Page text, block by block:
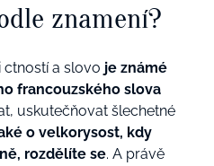
znamení?
ctností a slovo je známé
francouzského slova
uskutečňovat šlechetné
o velkorysost, kdy
rozdělíte se. A právě